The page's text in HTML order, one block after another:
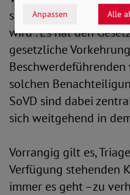
schlechten
wird“. Es hat den
gesetzliche
solchen
SoVD sind dabei
sich weitgehend in
Vorrangig gilt es,
Verfügung stehenden
immer es geht –zu
Anpassen Alle